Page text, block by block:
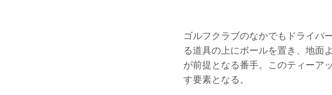
ゴルフクラブのなかでもドライバ
る道具の上にボールを置き、地面
が前提となる番手。このティーア
す要素となる。